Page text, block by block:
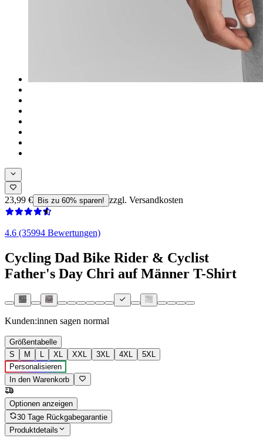
23,99 € Bis zu 60% sparen! zzgl. Versandkosten
4.6 (35994 Bewertungen)
Cycling Dad Bike Rider & Cyclist
Father's Day Chri auf Männer T-Shirt
Kunden:innen sagen normal
Größentabelle
S
M L XL XXL 3XL 4XL
5XL
Personalisieren
In den Warenkorb
Optionen anzeigen
30 Tage Rückgabegarantie
Produktdetails